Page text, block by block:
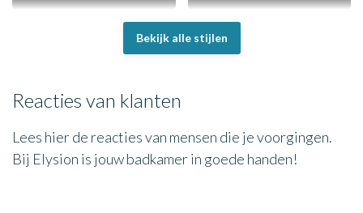
Vintage Design
Bekijk alle stijlen
Reacties van klanten
Lees hier de reacties van mensen die je voorgingen.
Bij Elysion is jouw badkamer in goede handen!